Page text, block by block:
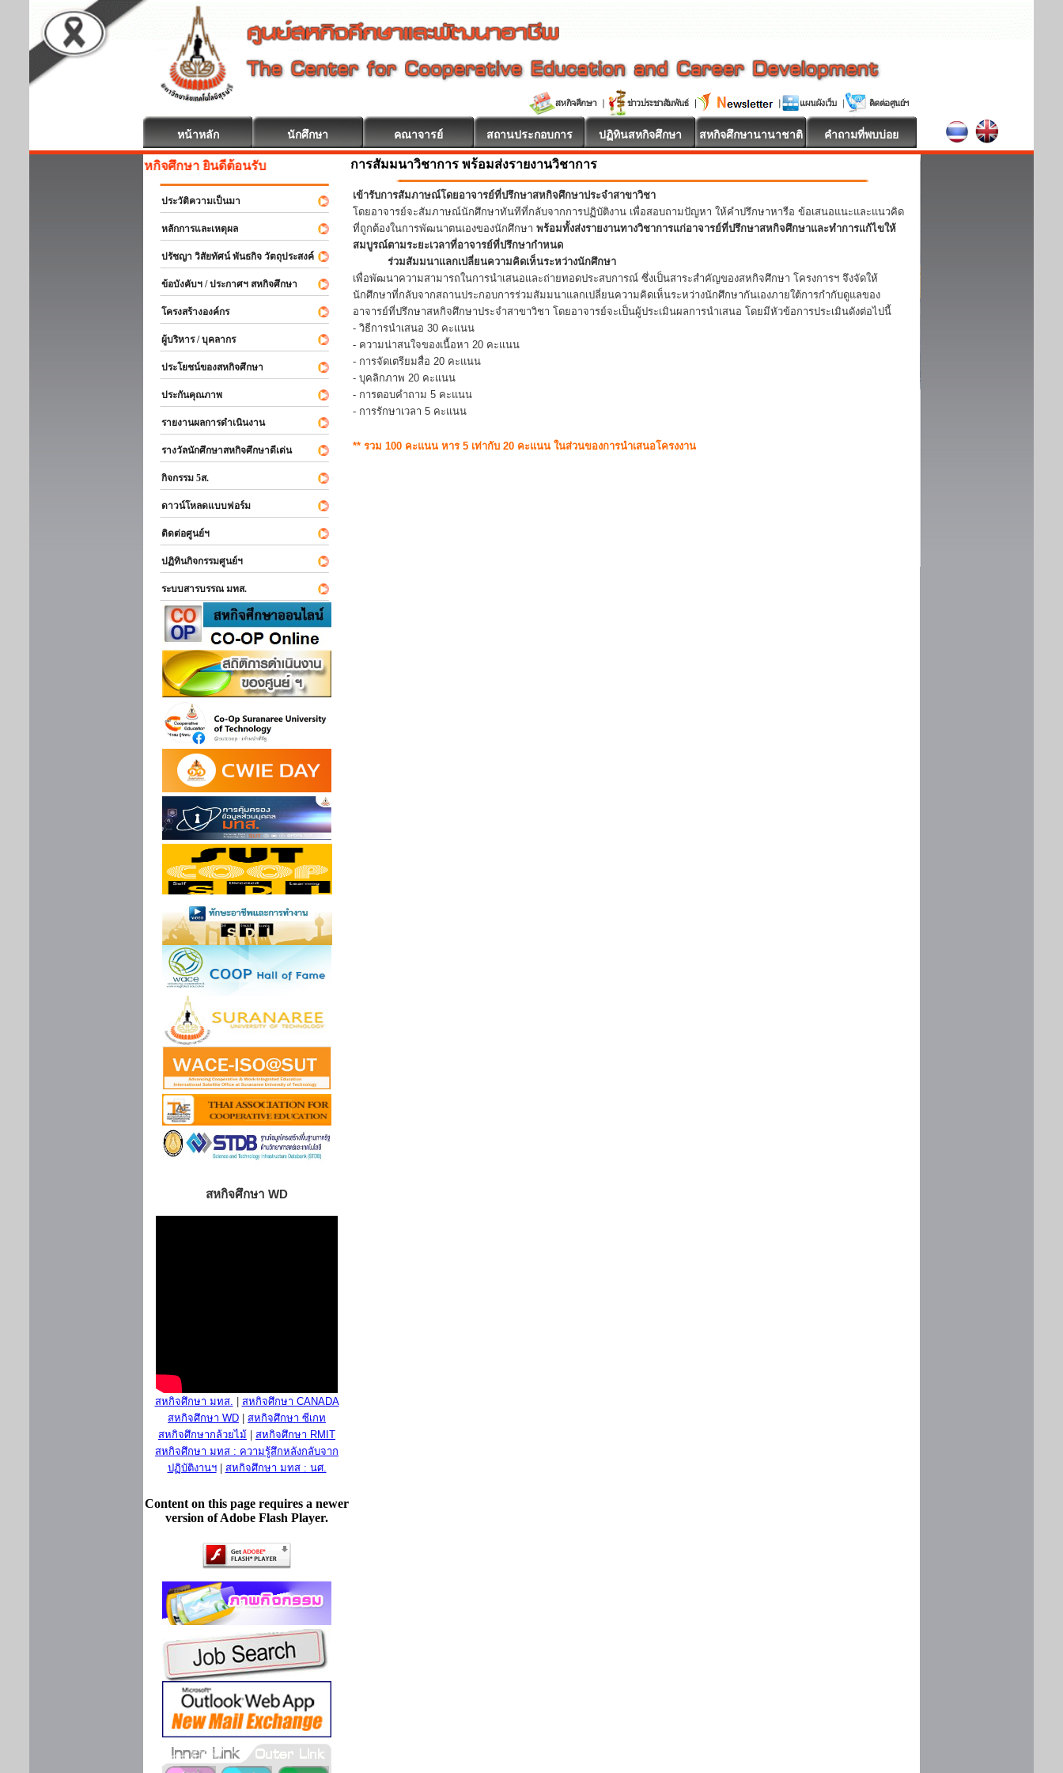
หน้าหลัก นักศึกษา คณาจารย์ สถานประกอบการ ปฏิทินสหกิจศึกษา สหกิจศึกษานานาชาติ คำถามที่พบบ่อย
สหกิจศึกษา ยินดีต้อนรับ
ประวัติความเป็นมา
หลักการและเหตุผล
ปรัชญา วิสัยทัศน์ พันธกิจ วัตถุประสงค์
ข้อบังคับฯ / ประกาศฯ สหกิจศึกษา
โครงสร้างองค์กร
ผู้บริหาร / บุคลากร
ประโยชน์ของสหกิจศึกษา
ประกันคุณภาพ
รายงานผลการดำเนินงาน
รางวัลนักศึกษาสหกิจศึกษาดีเด่น
กิจกรรม 5ส.
ดาวน์โหลดแบบฟอร์ม
ติดต่อศูนย์ฯ
ปฏิทินกิจกรรมศูนย์ฯ
ระบบสารบรรณ มทส.
สหกิจศึกษา WD
สหกิจศึกษา มทส.
สหกิจศึกษา CANADA
สหกิจศึกษา WD
สหกิจศึกษา ซีเกท
สหกิจศึกษากล้วยไม้
สหกิจศึกษา RMIT
สหกิจศึกษา มทส : ความรู้สึกหลังกลับจาก
ปฏิบัติงานฯ| สหกิจศึกษา มทส : นศ.
Content on this page requires a newer
version of Adobe Flash Player.
การสัมมนาวิชาการ พร้อมส่งรายงานวิชาการ
เข้ารับการสัมภาษณ์โดยอาจารย์ที่ปรึกษาสหกิจศึกษาประจำสาขาวิชา
โดยอาจารย์จะสัมภาษณ์นักศึกษาทันทีที่กลับจากการปฏิบัติงาน เพื่อสอบถามปัญหา ให้คำปรึกษาหารือ ข้อเสนอแนะและแนวคิด
ที่ถูกต้องในการพัฒนาตนเองของนักศึกษา พร้อมทั้งส่งรายงานทางวิชาการแก่อาจารย์ที่ปรึกษาสหกิจศึกษาและทำการแก้ไขให้
สมบูรณ์ตามระยะเวลาที่อาจารย์ที่ปรึกษากำหนด
ร่วมสัมมนาแลกเปลี่ยนความคิดเห็นระหว่างนักศึกษา
เพื่อพัฒนาความสามารถในการนำเสนอและถ่ายทอดประสบการณ์ ซึ่งเป็นสาระสำคัญของสหกิจศึกษา โครงการฯ จึงจัดให้
นักศึกษาที่กลับจากสถานประกอบการร่วมสัมมนาแลกเปลี่ยนความคิดเห็นระหว่างนักศึกษากันเองภายใต้การกำกับดูแลของ
อาจารย์ที่ปรึกษาสหกิจศึกษาประจำสาขาวิชา โดยอาจารย์จะเป็นผู้ประเมินผลการนำเสนอ โดยมีหัวข้อการประเมินดังต่อไปนี้
- วิธีการนำเสนอ 30 คะแนน
- ความน่าสนใจของเนื้อหา 20 คะแนน
- การจัดเตรียมสื่อ 20 คะแนน
- บุคลิกภาพ 20 คะแนน
- การตอบคำถาม 5 คะแนน
- การรักษาเวลา 5 คะแนน
** รวม 100 คะแนน หาร 5 เท่ากับ 20 คะแนน ในส่วนของการนำเสนอโครงงาน